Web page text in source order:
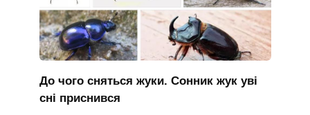
До чого сняться жуки. Сонник жук уві
сні приснився